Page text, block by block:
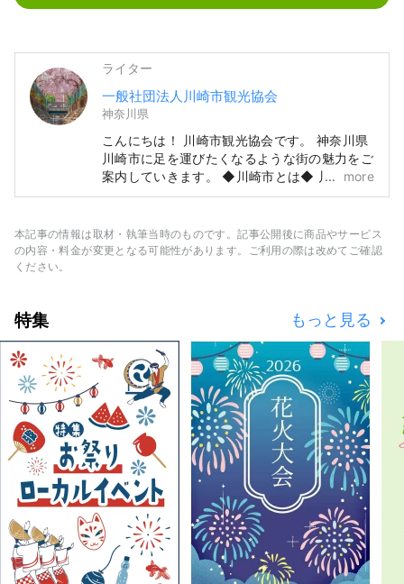
ライター
一般社団法人川崎市観光協会
神奈川県
こんにちは！ 川崎市観光協会です。 神奈川県
川崎市に足を運びたくなるような街の魅力をご
案内していきます。 ◆川崎市とは◆ 川崎市
は、東京の隣の神奈川県にありながら、羽田空
浜、鎌倉、箱根にも近く、154万人もの人が暮
らすベットタウンとして人気のある都市です。
のありのままの都市生活に触れることができま
す。 日本の高度経済成長を支えた工業地帯か
ら生まれた工場夜景が有名ですが、江戸幕府を
開いた将軍によって整備された東京から京都ま
での大動脈である「東海道」の宿場町「東海道
五十三次」の一つとして栄え、初詣には日本最
大級の参拝者が訪れる川崎大師や、文化財指定
を受けた25もの古民家がある日本民家園があ
ります。人気アニメ「ドラえもん」のミュージ
アムも人気です。 人気の観光スポット・イベ
ントをいくつか紹介いたします。 ◇川崎市の
工場夜景 日本の高度成長期を支えた工業地
帯。24時間稼働する工場群は、夜を迎えると
プラントに作業用の明かりが点灯され、宝石を
ちりばめたような幻想的な世界へと変貌しま
more
本記事の情報は取材・執筆当時のものです。記事公開後に商品やサービス
の内容・料金が変更となる可能性があります。ご利用の際は改めてご確認
ください。
特集 もっと見る